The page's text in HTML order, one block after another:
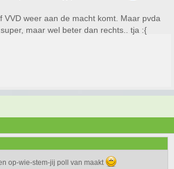
VVD weer aan de macht komt. Maar pvda
maar wel beter dan rechts.. tja :{
op-wie-stem-jij poll van maakt